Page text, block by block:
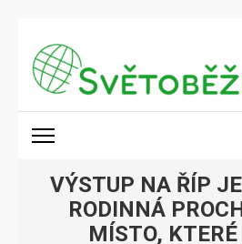
obsah
(stiskněte
Enter)
VÝSTUP NA ŘÍP
RODINNÁ
MÍSTO,